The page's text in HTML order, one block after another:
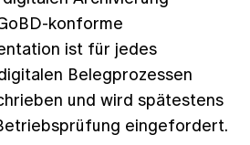
konforme
ist für jedes
Belegprozessen
und wird spätestens
eingefordert.